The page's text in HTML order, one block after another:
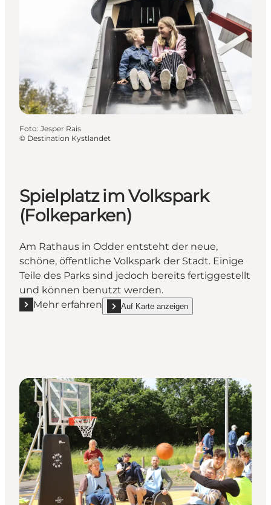
Foto: Jesper Rais
© Destination Kystlandet
Spielplatz im Volkspark
(Folkeparken)
Am Rathaus in Odder entsteht der neue,
schöne, öffentliche Volkspark der Stadt. Einige
Teile des Parks sind jedoch bereits fertiggestellt
und können benutzt werden.
Mehr erfahren
Mehr erfahren "Spielplatz im Volkspark
Auf Karte anzeigen
show Spielplatz im Volkspark (Folkeparken)